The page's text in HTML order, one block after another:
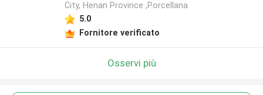
City, Henan Province ,Porcellana
5.0
Fornitore verificato
Osservi più